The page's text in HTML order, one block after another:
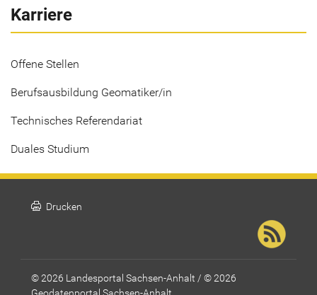
Karriere
Offene Stellen
Berufsausbildung Geomatiker/in
Technisches Referendariat
Duales Studium
print Drucken
© 2026 Landesportal Sachsen-Anhalt / © 2026